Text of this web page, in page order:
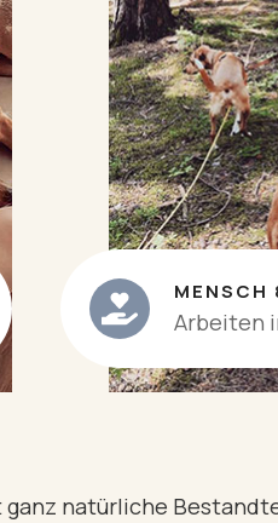
MENSCH
Arbeiten
natürliche